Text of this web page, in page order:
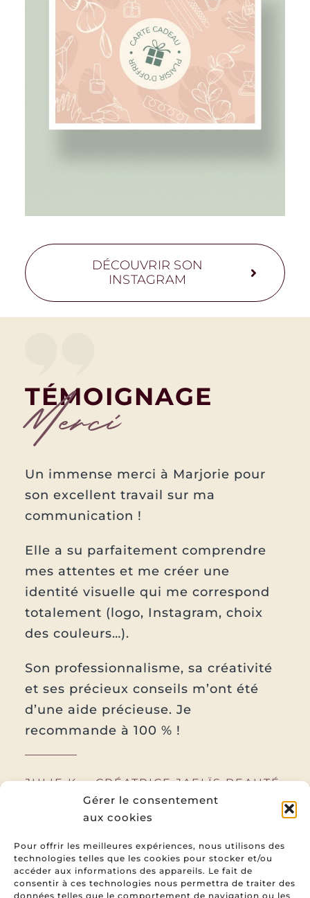
Gérer le consentement
aux cookies
Pour offrir les meilleures expériences, nous utilisons des
technologies telles que les cookies pour stocker et/ou
accéder aux informations des appareils. Le fait de
consentir à ces technologies nous permettra de traiter des
données telles que le comportement de navigation ou les
DÉCOUVRIR SON
INSTAGRAM
TÉMOIGNAGE
Merci
Un immense merci à Marjorie pour
son excellent travail sur ma
communication !
Elle a su parfaitement comprendre
mes attentes et me créer une
identité visuelle qui me correspond
totalement (logo, Instagram, choix
des couleurs…).
Son professionnalisme, sa créativité
et ses précieux conseils m’ont été
d’une aide précieuse. Je
recommande à 100 % !
JULIE K. – CRÉATRICE JAELÏS BEAUTÉ
Précédent Suivant